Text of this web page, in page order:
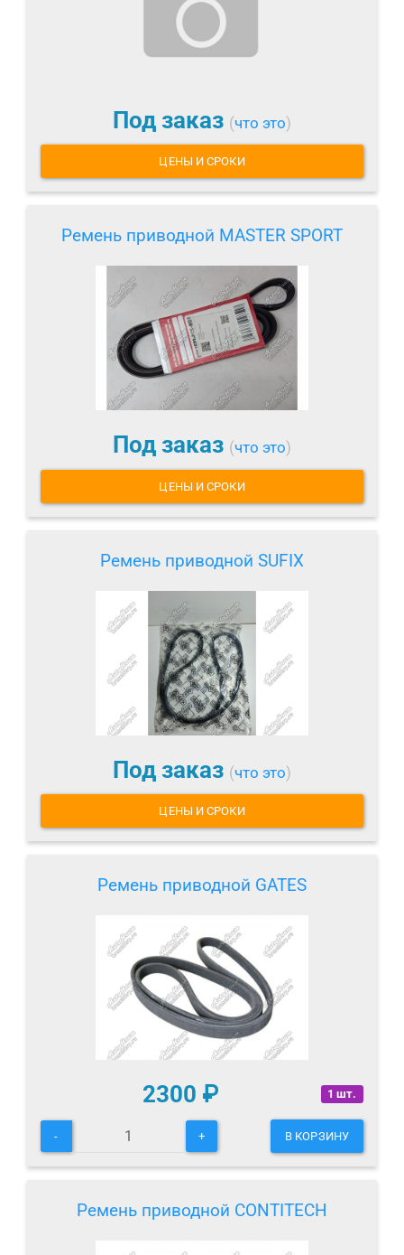
Под заказ (что это)
ЦЕНЫ И СРОКИ
Ремень приводной MASTER SPORT
Под заказ (что это)
ЦЕНЫ И СРОКИ
Ремень приводной SUFIX
Под заказ (что это)
ЦЕНЫ И СРОКИ
Ремень приводной GATES
1 шт.
2300 ₽
- + В КОРЗИНУ
Ремень приводной CONTITECH